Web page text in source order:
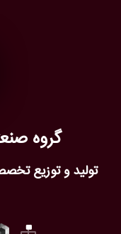
گروه
تولید و توزیع